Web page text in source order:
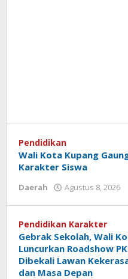
Pendidikan
Wali Kota Kupang
Karakter Siswa
Daerah Agustus 8, 2026
Pendidikan Karakter
Gebrak Sekolah, Wali
Luncurkan Roadshow
Dibekali Lawan
dan Masa Depan